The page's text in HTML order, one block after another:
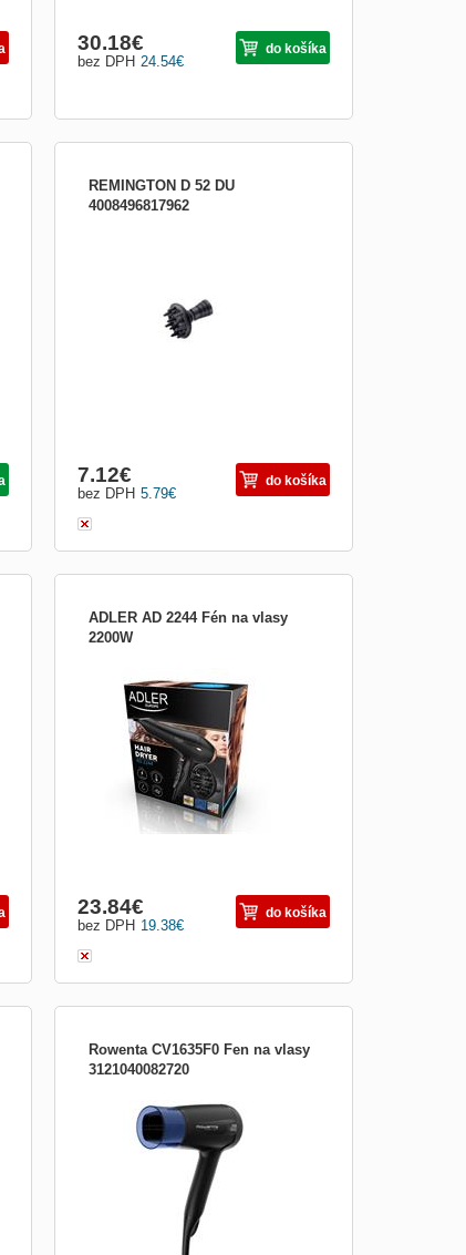
24.54€
bez DPH
30.18€ do košíka
REMINGTON D 52 DU
4008496817962
5.79€
bez DPH
7.12€ do košíka
ADLER AD 2244 Fén na vlasy
2200W
voľba pre náročných ľudí, ktorí sa starajú
o svoje vlasy a krásny vzhľad. Fén vám
poskytuje možnosť regulovať rýchlosť a
teplotu (vrátane studenej). Súprava
obsahuje koncentrátor a difúzor. Moderný
dizajn. Rozmery: 23
19.38€
bez DPH
23.84€ do košíka
Rowenta CV1635F0 Fen na vlasy
3121040082720
Rowenta Handy Dry fén, oscilační
směrová tryska, samovolně pohyblivý
nástavec Moving Air Booster, generátor
iontů, vysoce účinné vysoušení, ochrana
vlasů, energetická úspornost, funkce